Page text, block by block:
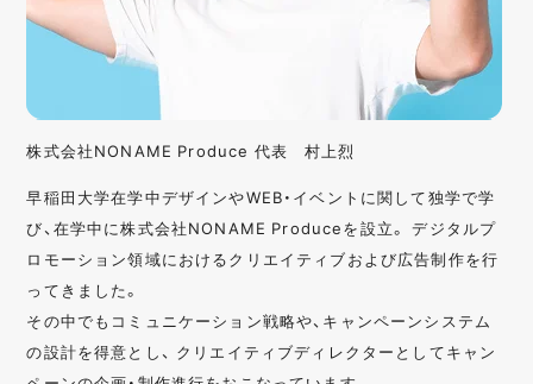
株式会社NONAME Produce 代表 村上烈
早稲田大学在学中デザインやWEB・イベントに関して独学で学
び、在学中に株式会社NONAME Produceを設立。 デジタルプ
ロモーション領域におけるクリエイティブおよび広告制作を行
ってきました。
その中でもコミュニケーション戦略や、キャンペーンシステム
の設計を得意とし、 クリエイティブディレクターとしてキャン